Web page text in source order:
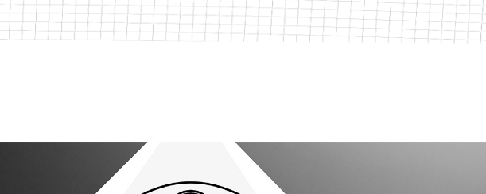
Slider Showcase
Portfolio Minimal
Floating Projects
Creative Agency
What We Do
Our Team
Coming Soon
FAQ Page
No Sidebar List
Post Types
Shop